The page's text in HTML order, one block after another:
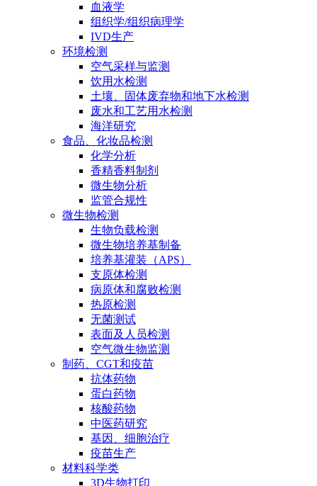
血液学
组织学/组织病理学
IVD生产
环境检测
空气采样与监测
饮用水检测
土壤、固体废弃物和地下水检测
废水和工艺用水检测
海洋研究
食品、化妆品检测
化学分析
香精香料制剂
微生物分析
监管合规性
微生物检测
生物负载检测
微生物培养基制备
培养基灌装（APS）
支原体检测
病原体和腐败检测
热原检测
无菌测试
表面及人员检测
空气微生物监测
制药、CGT和疫苗
抗体药物
蛋白药物
核酸药物
中医药研究
基因、细胞治疗
疫苗生产
材料科学类
3D生物打印